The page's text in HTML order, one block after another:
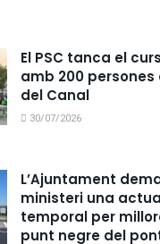
El PSC tanca el
amb 200 persones
del Canal
30/07/2026
L’Ajuntament
ministeri una
temporal per
punt negre del